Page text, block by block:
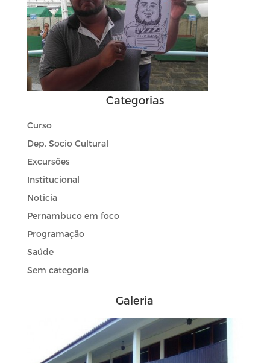
Categorias
Curso
Dep. Socio Cultural
Excursões
Institucional
Noticia
Pernambuco em foco
Programação
Saúde
Sem categoria
Galeria